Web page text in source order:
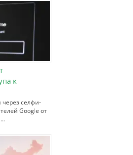
к
селфи-
Google от